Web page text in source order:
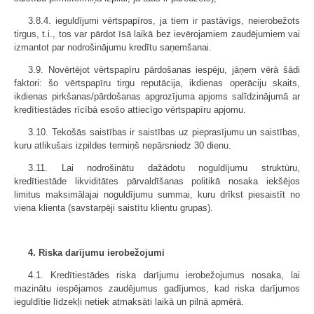
3.8.4. ieguldījumi vērtspapīros, ja tiem ir pastāvīgs, neierobežots
tirgus, t.i., tos var pārdot īsā laikā bez ievērojamiem zaudējumiem vai
izmantot par nodrošinājumu kredītu saņemšanai.
3.9. Novērtējot vērtspapīru pārdošanas iespēju, jāņem vērā šādi
faktori: šo vērtspapīru tirgu reputācija, ikdienas operāciju skaits,
ikdienas pirkšanas/pārdošanas apgrozījuma apjoms salīdzinājumā ar
kredītiestādes rīcībā esošo attiecīgo vērtspapīru apjomu.
3.10. Tekošās saistības ir saistības uz pieprasījumu un saistības,
kuru atlikušais izpildes termiņš nepārsniedz 30 dienu.
3.11. Lai nodrošinātu dažādotu noguldījumu struktūru,
kredītiestāde likviditātes pārvaldīšanas politikā nosaka iekšējos
limitus maksimālajai noguldījumu summai, kuru drīkst piesaistīt no
viena klienta (savstarpēji saistītu klientu grupas).
4. Riska darījumu ierobežojumi
4.1. Kredītiestādes riska darījumu ierobežojumus nosaka, lai
mazinātu iespējamos zaudējumus gadījumos, kad riska darījumos
ieguldītie līdzekļi netiek atmaksāti laikā un pilnā apmērā.